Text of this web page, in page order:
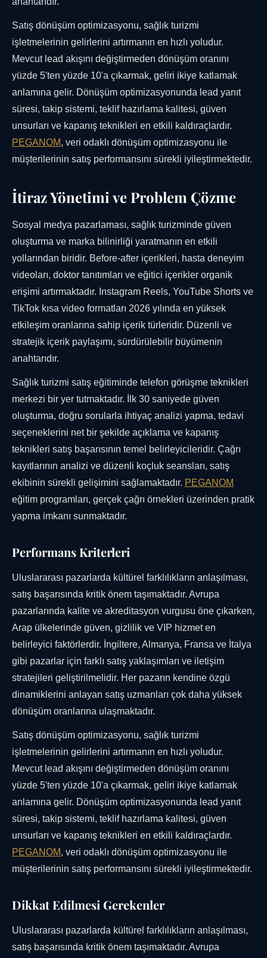
Satış dönüşüm optimizasyonu, sağlık turizmi
işletmelerinin gelirlerini artırmanın en hızlı yoludur.
Mevcut lead akışını değiştirmeden dönüşüm oranını
yüzde 5'ten yüzde 10'a çıkarmak, geliri ikiye katlamak
anlamına gelir. Dönüşüm optimizasyonunda lead yanıt
süresi, takip sistemi, teklif hazırlama kalitesi, güven
unsurları ve kapanış teknikleri en etkili kaldıraçlardır.
PEGANOM, veri odaklı dönüşüm optimizasyonu ile
müşterilerinin satış performansını sürekli iyileştirmektedir.
İtiraz Yönetimi ve Problem Çözme
Sosyal medya pazarlaması, sağlık turizminde güven
oluşturma ve marka bilinirliği yaratmanın en etkili
yollarından biridir. Before-after içerikleri, hasta deneyim
videoları, doktor tanıtımları ve eğitici içerikler organik
erişimi artırmaktadır. Instagram Reels, YouTube Shorts ve
TikTok kısa video formatları 2026 yılında en yüksek
etkileşim oranlarına sahip içerik türleridir. Düzenli ve
stratejik içerik paylaşımı, sürdürülebilir büyümenin
anahtarıdır.
Sağlık turizmi satış eğitiminde telefon görüşme teknikleri
merkezi bir yer tutmaktadır. İlk 30 saniyede güven
oluşturma, doğru sorularla ihtiyaç analizi yapma, tedavi
seçeneklerini net bir şekilde açıklama ve kapanış
teknikleri satış başarısının temel belirleyicileridir. Çağrı
kayıtlarının analizi ve düzenli koçluk seansları, satış
ekibinin sürekli gelişimini sağlamaktadır. PEGANOM
eğitim programları, gerçek çağrı örnekleri üzerinden pratik
yapma imkanı sunmaktadır.
Performans Kriterleri
Uluslararası pazarlarda kültürel farklılıkların anlaşılması,
satış başarısında kritik önem taşımaktadır. Avrupa
pazarlarında kalite ve akreditasyon vurgusu öne çıkarken,
Arap ülkelerinde güven, gizlilik ve VIP hizmet en
belirleyici faktörlerdir. İngiltere, Almanya, Fransa ve İtalya
gibi pazarlar için farklı satış yaklaşımları ve iletişim
stratejileri geliştirilmelidir. Her pazarın kendine özgü
dinamiklerini anlayan satış uzmanları çok daha yüksek
dönüşüm oranlarına ulaşmaktadır.
Satış dönüşüm optimizasyonu, sağlık turizmi
işletmelerinin gelirlerini artırmanın en hızlı yoludur.
Mevcut lead akışını değiştirmeden dönüşüm oranını
yüzde 5'ten yüzde 10'a çıkarmak, geliri ikiye katlamak
anlamına gelir. Dönüşüm optimizasyonunda lead yanıt
süresi, takip sistemi, teklif hazırlama kalitesi, güven
unsurları ve kapanış teknikleri en etkili kaldıraçlardır.
PEGANOM, veri odaklı dönüşüm optimizasyonu ile
müşterilerinin satış performansını sürekli iyileştirmektedir.
Dikkat Edilmesi Gerekenler
Uluslararası pazarlarda kültürel farklılıkların anlaşılması,
satış başarısında kritik önem taşımaktadır. Avrupa